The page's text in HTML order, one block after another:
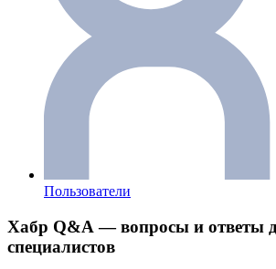
Пользователи
Хабр Q&A — вопросы и ответы
специалистов